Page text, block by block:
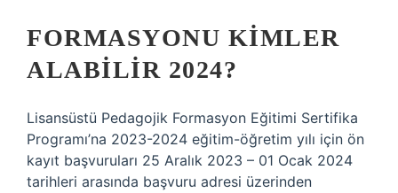
FORMASYONU KIMLER
ALABILIR 2024?
Lisansüstü Pedagojik Formasyon Eğitimi Sertifika
Programı’na 2023-2024 eğitim-öğretim yılı için ön
kayıt başvuruları 25 Aralık 2023 – 01 Ocak 2024
tarihleri ​​arasında başvuru adresi üzerinden